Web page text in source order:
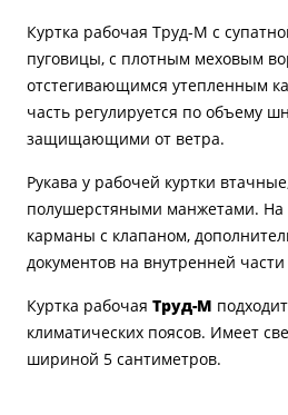
Куртка рабочая Труд-М с
пуговицы, с плотным меховым
отстегивающимся утепленным
часть регулируется по объему
защищающими от ветра.
Рукава у рабочей куртки
полушерстяными манжетами. На
карманы с клапаном,
документов на внутренней
Куртка рабочая Труд-М
климатических поясов. Имеет
шириной 5 сантиметров.